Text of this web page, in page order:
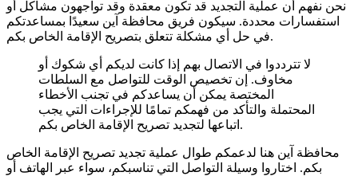
نحن نفهم أن عملية التجديد قد تكون معقدة وقد تواجهون مشاكل أو
استفسارات محددة. سيكون فريق محافظة آين سعيدًا بمساعدتكم
في حل أي مشكلة تتعلق بتصريح الإقامة الخاص بكم.
لا تترددوا في الاتصال بهم إذا كانت لديكم أي شكوك أو
مخاوف. إن تخصيص الوقت للتواصل مع السلطات
المختصة يمكن أن يساعدكم في تجنب الأخطاء
المحتملة والتأكد من فهمكم تمامًا للإجراءات التي يجب
اتباعها لتجديد تصريح الإقامة الخاص بكم.
محافظة آين هنا لدعمكم طوال عملية تجديد تصريح الإقامة الخاص
بكم. اختاروا وسيلة التواصل التي تناسبكم، سواء عبر الهاتف أو